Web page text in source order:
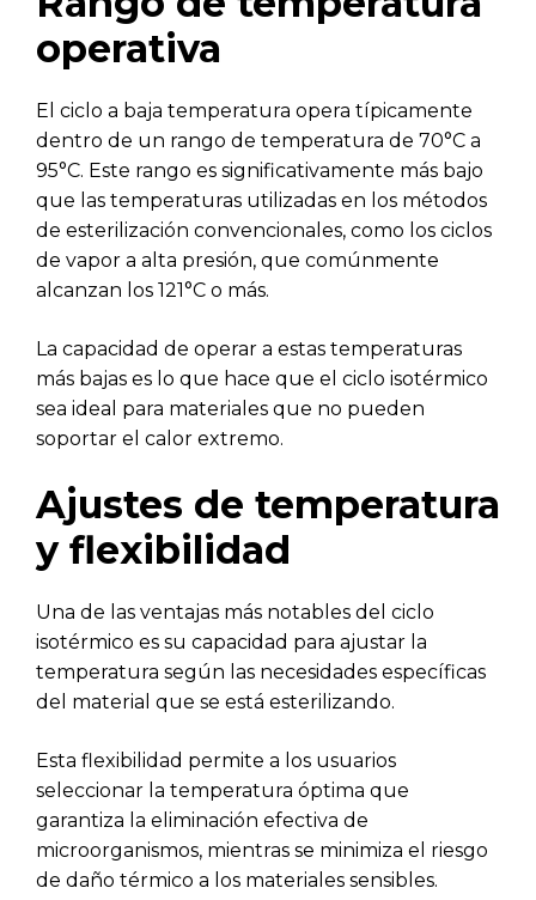
operativa
El ciclo a baja temperatura opera típicamente
dentro de un rango de temperatura de 70°C a
95°C. Este rango es significativamente más bajo
que las temperaturas utilizadas en los métodos
de esterilización convencionales, como los ciclos
de vapor a alta presión, que comúnmente
alcanzan los 121°C o más.
La capacidad de operar a estas temperaturas
más bajas es lo que hace que el ciclo isotérmico
sea ideal para materiales que no pueden
soportar el calor extremo.
Ajustes de temperatura
y flexibilidad
Una de las ventajas más notables del ciclo
isotérmico es su capacidad para ajustar la
temperatura según las necesidades específicas
del material que se está esterilizando.
Esta flexibilidad permite a los usuarios
seleccionar la temperatura óptima que
garantiza la eliminación efectiva de
microorganismos, mientras se minimiza el riesgo
de daño térmico a los materiales sensibles.